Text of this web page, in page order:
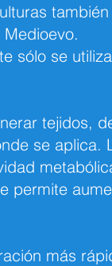
también
sólo se
tejidos,
se aplica.
permite
más